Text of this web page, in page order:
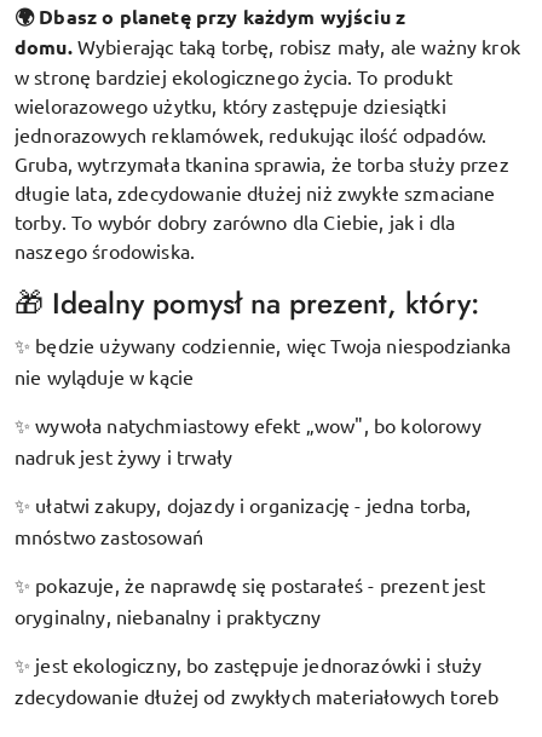
🌍 Dbasz o planetę przy każdym wyjściu z
domu. Wybierając taką torbę, robisz mały, ale ważny krok
w stronę bardziej ekologicznego życia. To produkt
wielorazowego użytku, który zastępuje dziesiątki
jednorazowych reklamówek, redukując ilość odpadów.
Gruba, wytrzymała tkanina sprawia, że torba służy przez
długie lata, zdecydowanie dłużej niż zwykłe szmaciane
torby. To wybór dobry zarówno dla Ciebie, jak i dla
naszego środowiska.
🎁 Idealny pomysł na prezent, który:
✨ będzie używany codziennie, więc Twoja niespodzianka
nie wyląduje w kącie
✨ wywoła natychmiastowy efekt „wow", bo kolorowy
nadruk jest żywy i trwały
✨ ułatwi zakupy, dojazdy i organizację - jedna torba,
mnóstwo zastosowań
✨ pokazuje, że naprawdę się postarałeś - prezent jest
oryginalny, niebanalny i praktyczny
✨ jest ekologiczny, bo zastępuje jednorazówki i służy
zdecydowanie dłużej od zwykłych materiałowych toreb